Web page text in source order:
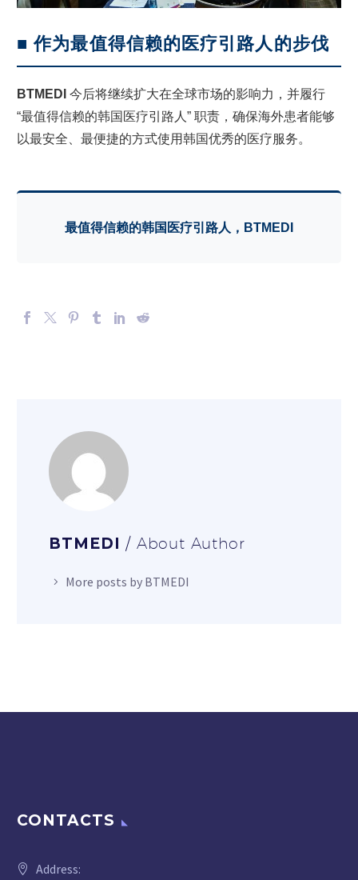
■ 作为最值得信赖的医疗引路人的步伐
BTMEDI 今后将继续扩大在全球市场的影响力，并履行
“最值得信赖的韩国医疗引路人” 职责，确保海外患者能够
以最安全、最便捷的方式使用韩国优秀的医疗服务。
最值得信赖的韩国医疗引路人，BTMEDI
BTMEDI / About Author
More posts by BTMEDI
CONTACTS
Address: